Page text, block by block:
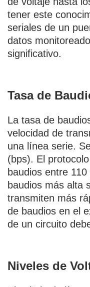
tener este
seriales de un
datos
significativo.
Tasa de
La tasa de
velocidad de
una línea serie.
(bps). El
baudios entre
baudios más alta
transmiten más
de baudios en el
de un circuito
Niveles de